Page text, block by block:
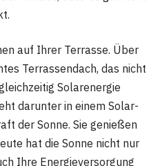
auf Ihrer Terrasse. Über
Terrassendach, das nicht
Solarenergie
darunter in einem Solar-
der Sonne. Sie genießen
hat die Sonne nicht nur
Ihre Energieversorgung